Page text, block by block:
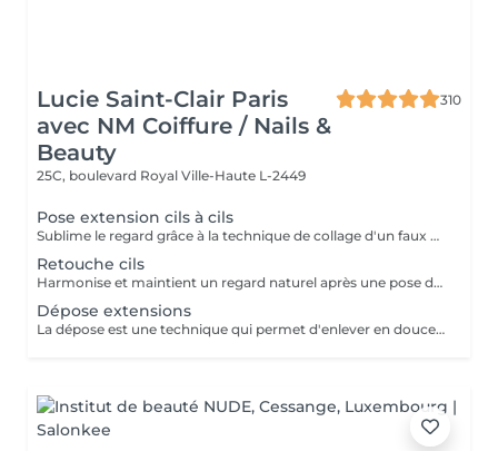
Lucie Saint-Clair Paris
avec NM Coiffure / Nails &
Beauty
310
25C, boulevard Royal Ville-Haute L-2449
Pose extension cils à cils
Sublime le regard grâce à la technique de collage d'un faux cil sur chacun de vos cils naturels. Cette technique permet d'avoir un effet mascara sur mesure.
Retouche cils
Harmonise et maintient un regard naturel après une pose d'extension de cils à cils.
Dépose extensions
La dépose est une technique qui permet d'enlever en douceur vos extensions de cils.